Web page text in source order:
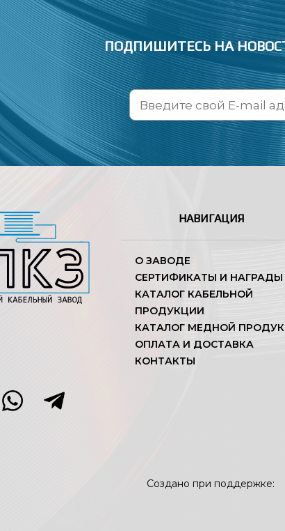
ПОДПИШИТЕСЬ НА
НАВИГАЦИЯ
О ЗАВОДЕ
СЕРТИФИКАТЫ И НАГРАДЫ
КАТАЛОГ КАБЕЛЬНОЙ
ПРОДУКЦИИ
КАТАЛОГ МЕДНОЙ
ОПЛАТА И ДОСТАВКА
КОНТАКТЫ
Создано при поддержке: